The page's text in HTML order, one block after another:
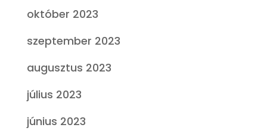
október 2023
szeptember 2023
augusztus 2023
július 2023
június 2023